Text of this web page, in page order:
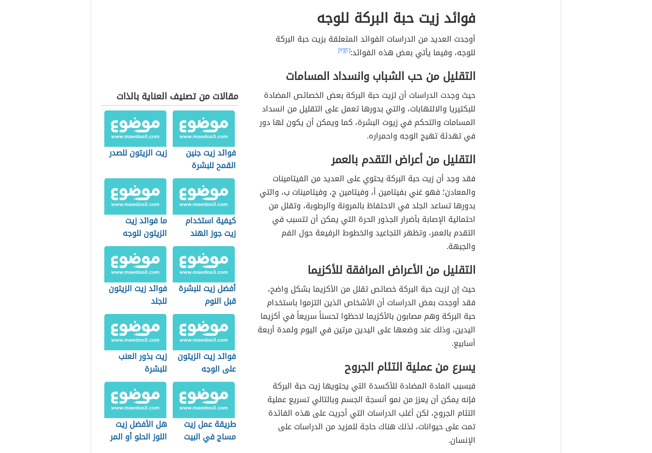
فوائد زيت حبة البركة للوجه
أوجدت العديد من الدراسات الفوائد المتعلقة بزيت حبة البركة
للوجه، وفيما يأتي بعض هذه الفوائد:[٢] [٣]
التقليل من حب الشباب وانسداد المسامات
حيث وجدت الدراسات أن لزيت حبة البركة بعض الخصائص المضادة
للبكتيريا والالتهابات، والتي بدورها تعمل على التقليل من انسداد
المسامات والتحكم في زيوت البشرة، كما ويمكن أن يكون لها دور
في تهدئة تهيج الوجه واحمراره.
التقليل من أعراض التقدم بالعمر
فقد وجد أن زيت حبة البركة يحتوي على العديد من الفيتامينات
والمعادن؛ فهو غني بفيتامين أ، وفيتامين ج، وفيتامينات ب، والتي
بدورها تساعد الجلد في الاحتفاظ بالمرونة والرطوبة، وتقلل من
احتمالية الإصابة بأضرار الجذور الحرة التي يمكن أن تتسبب في
التقدم بالعمر، وتظهر التجاعيد والخطوط الرفيعة حول الفم
والجبهة.
التقليل من الأعراض المرافقة للأكزيما
حيث إن لزيت حبة البركة خصائص تقلل من الأكزيما بشكل واضح،
فقد أوجدت بعض الدراسات أن الأشخاص الذين التزموا باستخدام
حبة البركة وهم مصابون بالأكزيما لاحظوا تحسناً سريعاً في أكزيما
اليدين، وذلك عند وضعها على اليدين مرتين في اليوم ولمدة أربعة
أسابيع.
يسرع من عملية التئام الجروح
فبسبب المادة المضادة للأكسدة التي يحتويها زيت حبة البركة
فإنه يمكن أن يعزز من نمو أنسجة الجسم وبالتالي تسريع عملية
التئام الجروح، لكن أغلب الدراسات التي أجريت على هذه الفائدة
تمت على حيوانات، لذلك هناك حاجة للمزيد من الدراسات على
الإنسان.
مقالات من تصنيف العناية بالذات
فوائد زيت جنين
القمح للبشرة
زيت الزيتون للصدر
كيفية استخدام
زيت جوز الهند
للبشرة
ما فوائد زيت
الزيتون للوجه
أفضل زيت للبشرة
قبل النوم
فوائد زيت الزيتون
للجلد
فوائد زيت الزيتون
على الوجه
زيت بذور العنب
للبشرة
طريقة عمل زيت
مساج في البيت
هل الأفضل زيت
اللوز الحلو أو المر